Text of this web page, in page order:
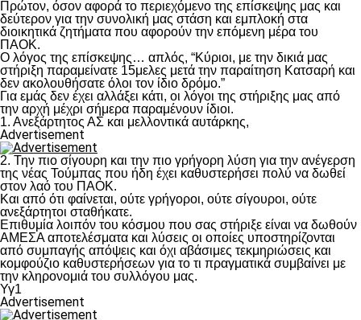
Πρώτον, όσον αφορά το περιεχόμενο της επίσκεψης μας και
δεύτερον για την συνολική μας στάση και εμπλοκή στα
διοικητικά ζητήματα που αφορούν την επόμενη μέρα του
ΠΑΟΚ.
Ο λόγος της επίσκεψης… απλός, “Κύριοι, με την δικιά μας
στήριξη παραμείνατε 15μελες μετά την παραίτηση Κατσαρή και
δεν ακολουθήσατε όλοι τον ίδιο δρόμο.”
Για εμάς δεν έχει αλλάξει κάτι, οι λόγοι της στήριξης μας από
την αρχή μέχρι σήμερα παραμένουν ίδιοι.
1. Ανεξάρτητος ΑΣ και μελλοντικά αυτάρκης,
Advertisement
2. Την πιο σίγουρη και την πιο γρήγορη λύση για την ανέγερση
της νέας Τούμπας που ήδη έχει καθυστερήσει πολύ να δωθεί
στον λαό του ΠΑΟΚ.
Και από ότι φαίνεται, ούτε γρήγοροι, ούτε σίγουροι, ούτε
ανεξάρτητοι σταθήκατε.
Επιθυμία λοιπόν του κόσμου που σας στήριξε είναι να δωθούν
ΑΜΕΣΑ αποτελέσματα και λύσεις οι οποίες υποστηρίζονται
από συμπαγής απόψεις και όχι αβάσιμες τεκμηριώσεις και
κομφούζιο καθυστερήσεων για το τι πραγματικά συμβαίνει με
την κληρονομιά του συλλόγου μας.
Υγ1
Advertisement